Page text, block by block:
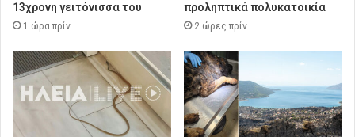
13χρονη γειτόνισσα του
1 ώρα πρίν
προληπτικά πολυκατοικία
2 ώρες πρίν